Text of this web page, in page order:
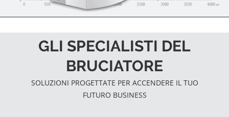
GLI SPECIALISTI DEL
BRUCIATORE
SOLUZIONI PROGETTATE PER ACCENDERE IL TUO
FUTURO BUSINESS